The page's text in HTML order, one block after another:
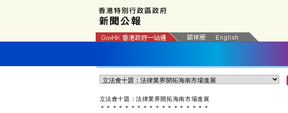
​立法會十題：法律業界開拓海南市場進展
＊ ＊ ＊ ＊ ＊ ＊ ＊ ＊ ＊ ＊ ＊ ＊ ＊ ＊ ＊ ＊ ＊ ＊